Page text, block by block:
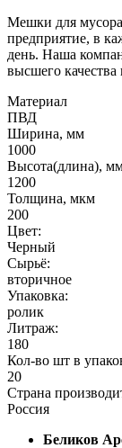
Мешки для
предприятие, в
день. Наша
высшего
Материал
ПВД
Ширина, мм
1000
Высота(длина),
1200
Толщина, мкм
200
Цвет:
Черный
Сырьё:
вторичное
Упаковка:
ролик
Литраж:
180
Кол-во шт в
20
Страна
Россия
Беликов